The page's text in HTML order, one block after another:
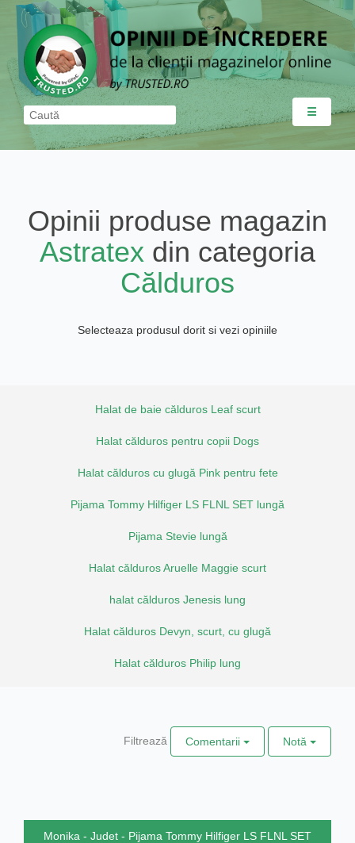
☰
Opinii produse magazin
Astratex din categoria
Călduros
Selecteaza produsul dorit si vezi opiniile
Halat de baie călduros Leaf scurt
Halat călduros pentru copii Dogs
Halat călduros cu glugă Pink pentru fete
Pijama Tommy Hilfiger LS FLNL SET lungă
Pijama Stevie lungă
Halat călduros Aruelle Maggie scurt
halat călduros Jenesis lung
Halat călduros Devyn, scurt, cu glugă
Halat călduros Philip lung
Filtrează Comentarii Notă
Monika - Judet - Pijama Tommy Hilfiger LS FLNL SET